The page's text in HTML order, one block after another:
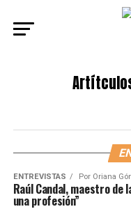
ENTREVISTAS Por Oriana
Raúl Candal, maestro de
una profesión”